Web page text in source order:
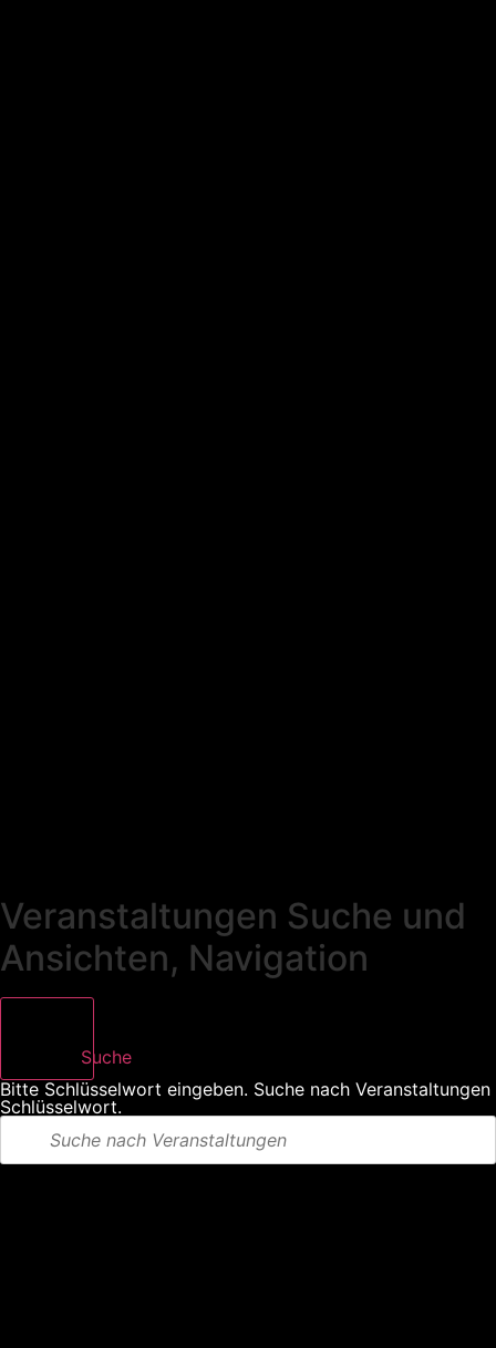
Veranstaltungen Suche und
Ansichten, Navigation
Suche
Bitte Schlüsselwort eingeben. Suche nach Veranstaltungen
Schlüsselwort.